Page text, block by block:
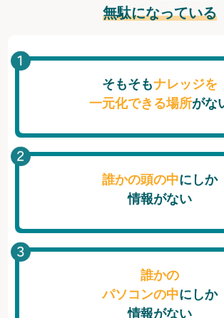
無駄になっている
そもそもナレッジを
一元化できる場所がな
誰かの頭の中にしか
情報がない
誰かの
パソコンの中にしか
情報がない